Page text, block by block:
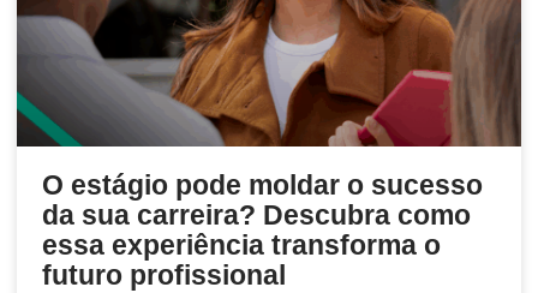
O estágio pode moldar o sucesso
da sua carreira? Descubra como
essa experiência transforma o
futuro profissional